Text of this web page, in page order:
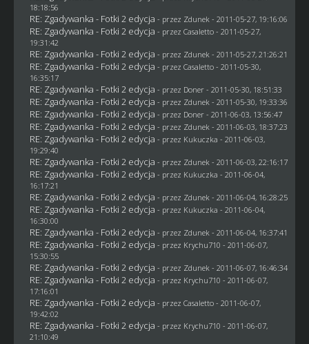
18:18:56
RE: Zgadywanka - Fotki 2 edycja - przez Zdunek - 2011-05-27, 19:16:06
RE: Zgadywanka - Fotki 2 edycja - przez Casaletto- 2011-05-27,
19:31:42
RE: Zgadywanka - Fotki 2 edycja - przez Zdunek - 2011-05-27, 21:26:21
RE: Zgadywanka - Fotki 2 edycja - przez Casaletto- 2011-05-30,
16:35:17
RE: Zgadywanka - Fotki 2 edycja - przez Doner- 2011-05-30, 18:51:33
RE: Zgadywanka - Fotki 2 edycja - przez Zdunek - 2011-05-30, 19:33:36
RE: Zgadywanka - Fotki 2 edycja - przez Doner- 2011-06-03, 13:56:47
RE: Zgadywanka - Fotki 2 edycja - przez Zdunek - 2011-06-03, 18:37:23
RE: Zgadywanka - Fotki 2 edycja - przez Kukuczka - 2011-06-03,
19:29:40
RE: Zgadywanka - Fotki 2 edycja - przez Zdunek - 2011-06-03, 22:16:17
RE: Zgadywanka - Fotki 2 edycja - przez Kukuczka - 2011-06-04,
16:17:21
RE: Zgadywanka - Fotki 2 edycja - przez Zdunek - 2011-06-04, 16:28:25
RE: Zgadywanka - Fotki 2 edycja - przez Kukuczka - 2011-06-04,
16:30:00
RE: Zgadywanka - Fotki 2 edycja - przez Zdunek - 2011-06-04, 16:37:41
RE: Zgadywanka - Fotki 2 edycja - przez Krychu710 - 2011-06-07,
15:30:55
RE: Zgadywanka - Fotki 2 edycja - przez Zdunek - 2011-06-07, 16:46:34
RE: Zgadywanka - Fotki 2 edycja - przez Krychu710 - 2011-06-07,
17:16:01
RE: Zgadywanka - Fotki 2 edycja - przez Casaletto- 2011-06-07,
19:42:02
RE: Zgadywanka - Fotki 2 edycja - przez Krychu710 - 2011-06-07,
21:10:49